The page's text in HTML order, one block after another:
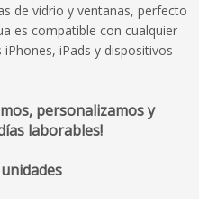
de vidrio y ventanas, perfecto
es compatible con cualquier
iPads y dispositivos
personalizamos y
laborables!